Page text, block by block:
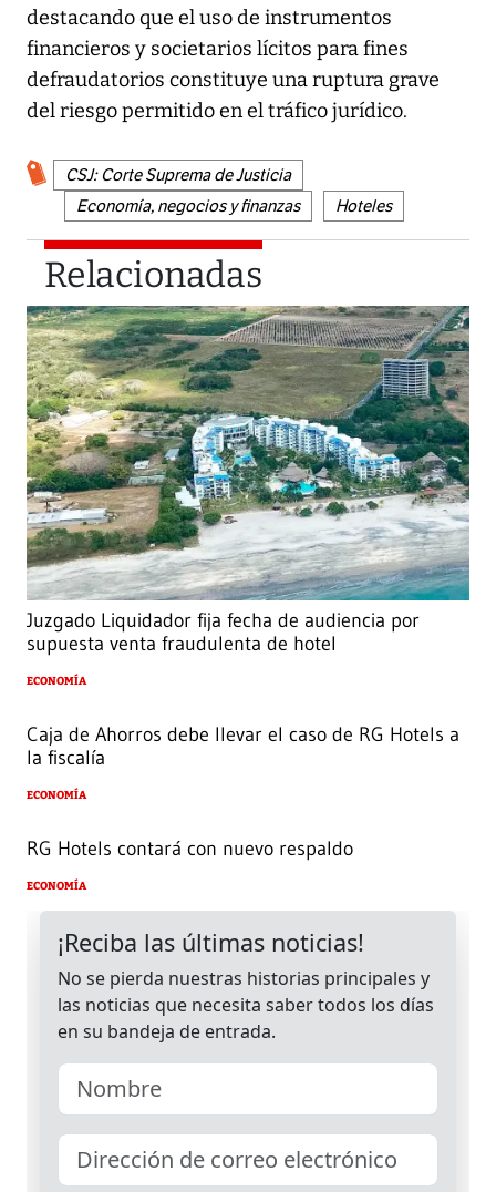
destacando que el uso de instrumentos
financieros y societarios lícitos para fines
defraudatorios constituye una ruptura grave
del riesgo permitido en el tráfico jurídico.
CSJ: Corte Suprema de Justicia
Economía, negocios y finanzas
Hoteles
Relacionadas
Juzgado Liquidador fija fecha de audiencia por
supuesta venta fraudulenta de hotel
ECONOMÍA
Caja de Ahorros debe llevar el caso de RG Hotels a
la fiscalía
ECONOMÍA
RG Hotels contará con nuevo respaldo
ECONOMÍA